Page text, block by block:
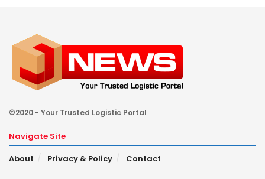
©2020 - Your Trusted Logistic Portal
Navigate Site
About
Privacy & Policy Contact